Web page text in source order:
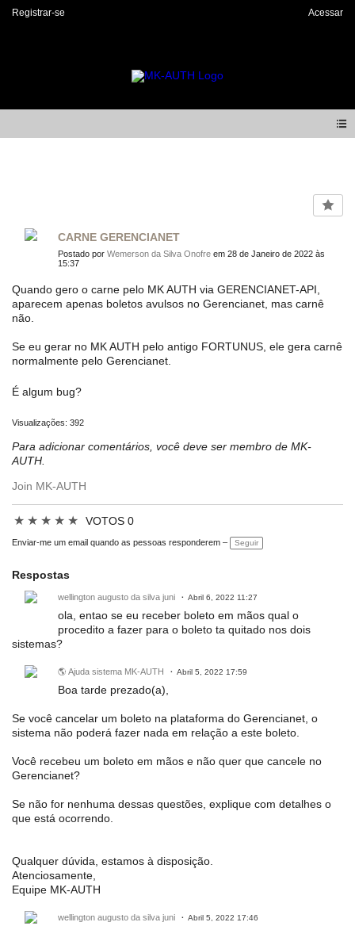
Registrar-se Acessar
CARNE GERENCIANET
Postado por Wemerson da Silva Onofre em 28 de Janeiro de 2022 às
15:37
Quando gero o carne pelo MK AUTH via GERENCIANET-API,
aparecem apenas boletos avulsos no Gerencianet, mas carnê
não.
Se eu gerar no MK AUTH pelo antigo FORTUNUS, ele gera carnê
normalmente pelo Gerencianet.
É algum bug?
Visualizações: 392
Para adicionar comentários, você deve ser membro de MK-
AUTH.
Join MK-AUTH
★ ★ ★ ★ ★ VOTOS 0
Enviar-me um email quando as pessoas responderem – Seguir
Respostas
wellington augusto da silva juni Abril 6, 2022 11:27
ola, entao se eu receber boleto em mãos qual o
procedito a fazer para o boleto ta quitado nos dois
sistemas?
🌎 Ajuda sistema MK-AUTH Abril 5, 2022 17:59
Boa tarde prezado(a),
Se você cancelar um boleto na plataforma do Gerencianet, o
sistema não poderá fazer nada em relação a este boleto.
Você recebeu um boleto em mãos e não quer que cancele no
Gerencianet?
Se não for nenhuma dessas questões, explique com detalhes o
que está ocorrendo.
Qualquer dúvida, estamos à disposição.
Atenciosamente,
Equipe MK-AUTH
wellington augusto da silva juni Abril 5, 2022 17:46